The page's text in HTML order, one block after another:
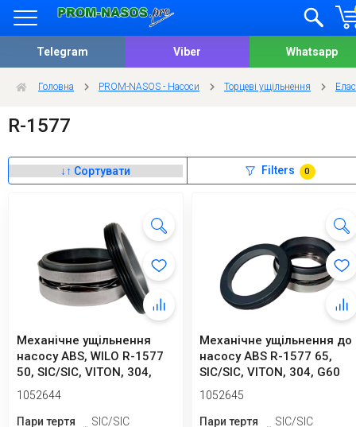
Telegram Viber Whatsapp
Головна PROM-NASOS - Насоси Торцеві ущільнення
R-1577
Filters 0
Механічне ущільнення
насосу ABS, WILO R-1577
50, SIC/SIC, VITON, 304,
G60
1052644
Пари тертя
SIC/SIC
Механічне ущільнення до
насосу ABS R-1577 65,
SIC/SIC, VITON, 304, G60
1052645
Пари тертя
SIC/SIC